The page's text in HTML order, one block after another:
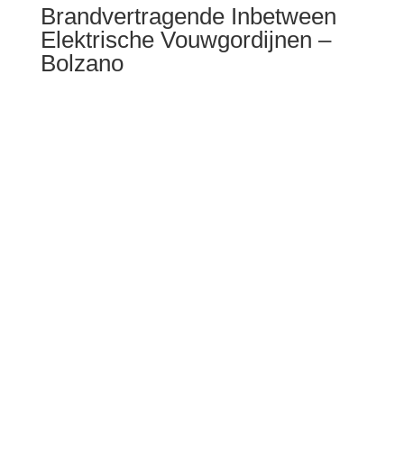
Brandvertragende Inbetween
Elektrische Vouwgordijnen –
Bolzano